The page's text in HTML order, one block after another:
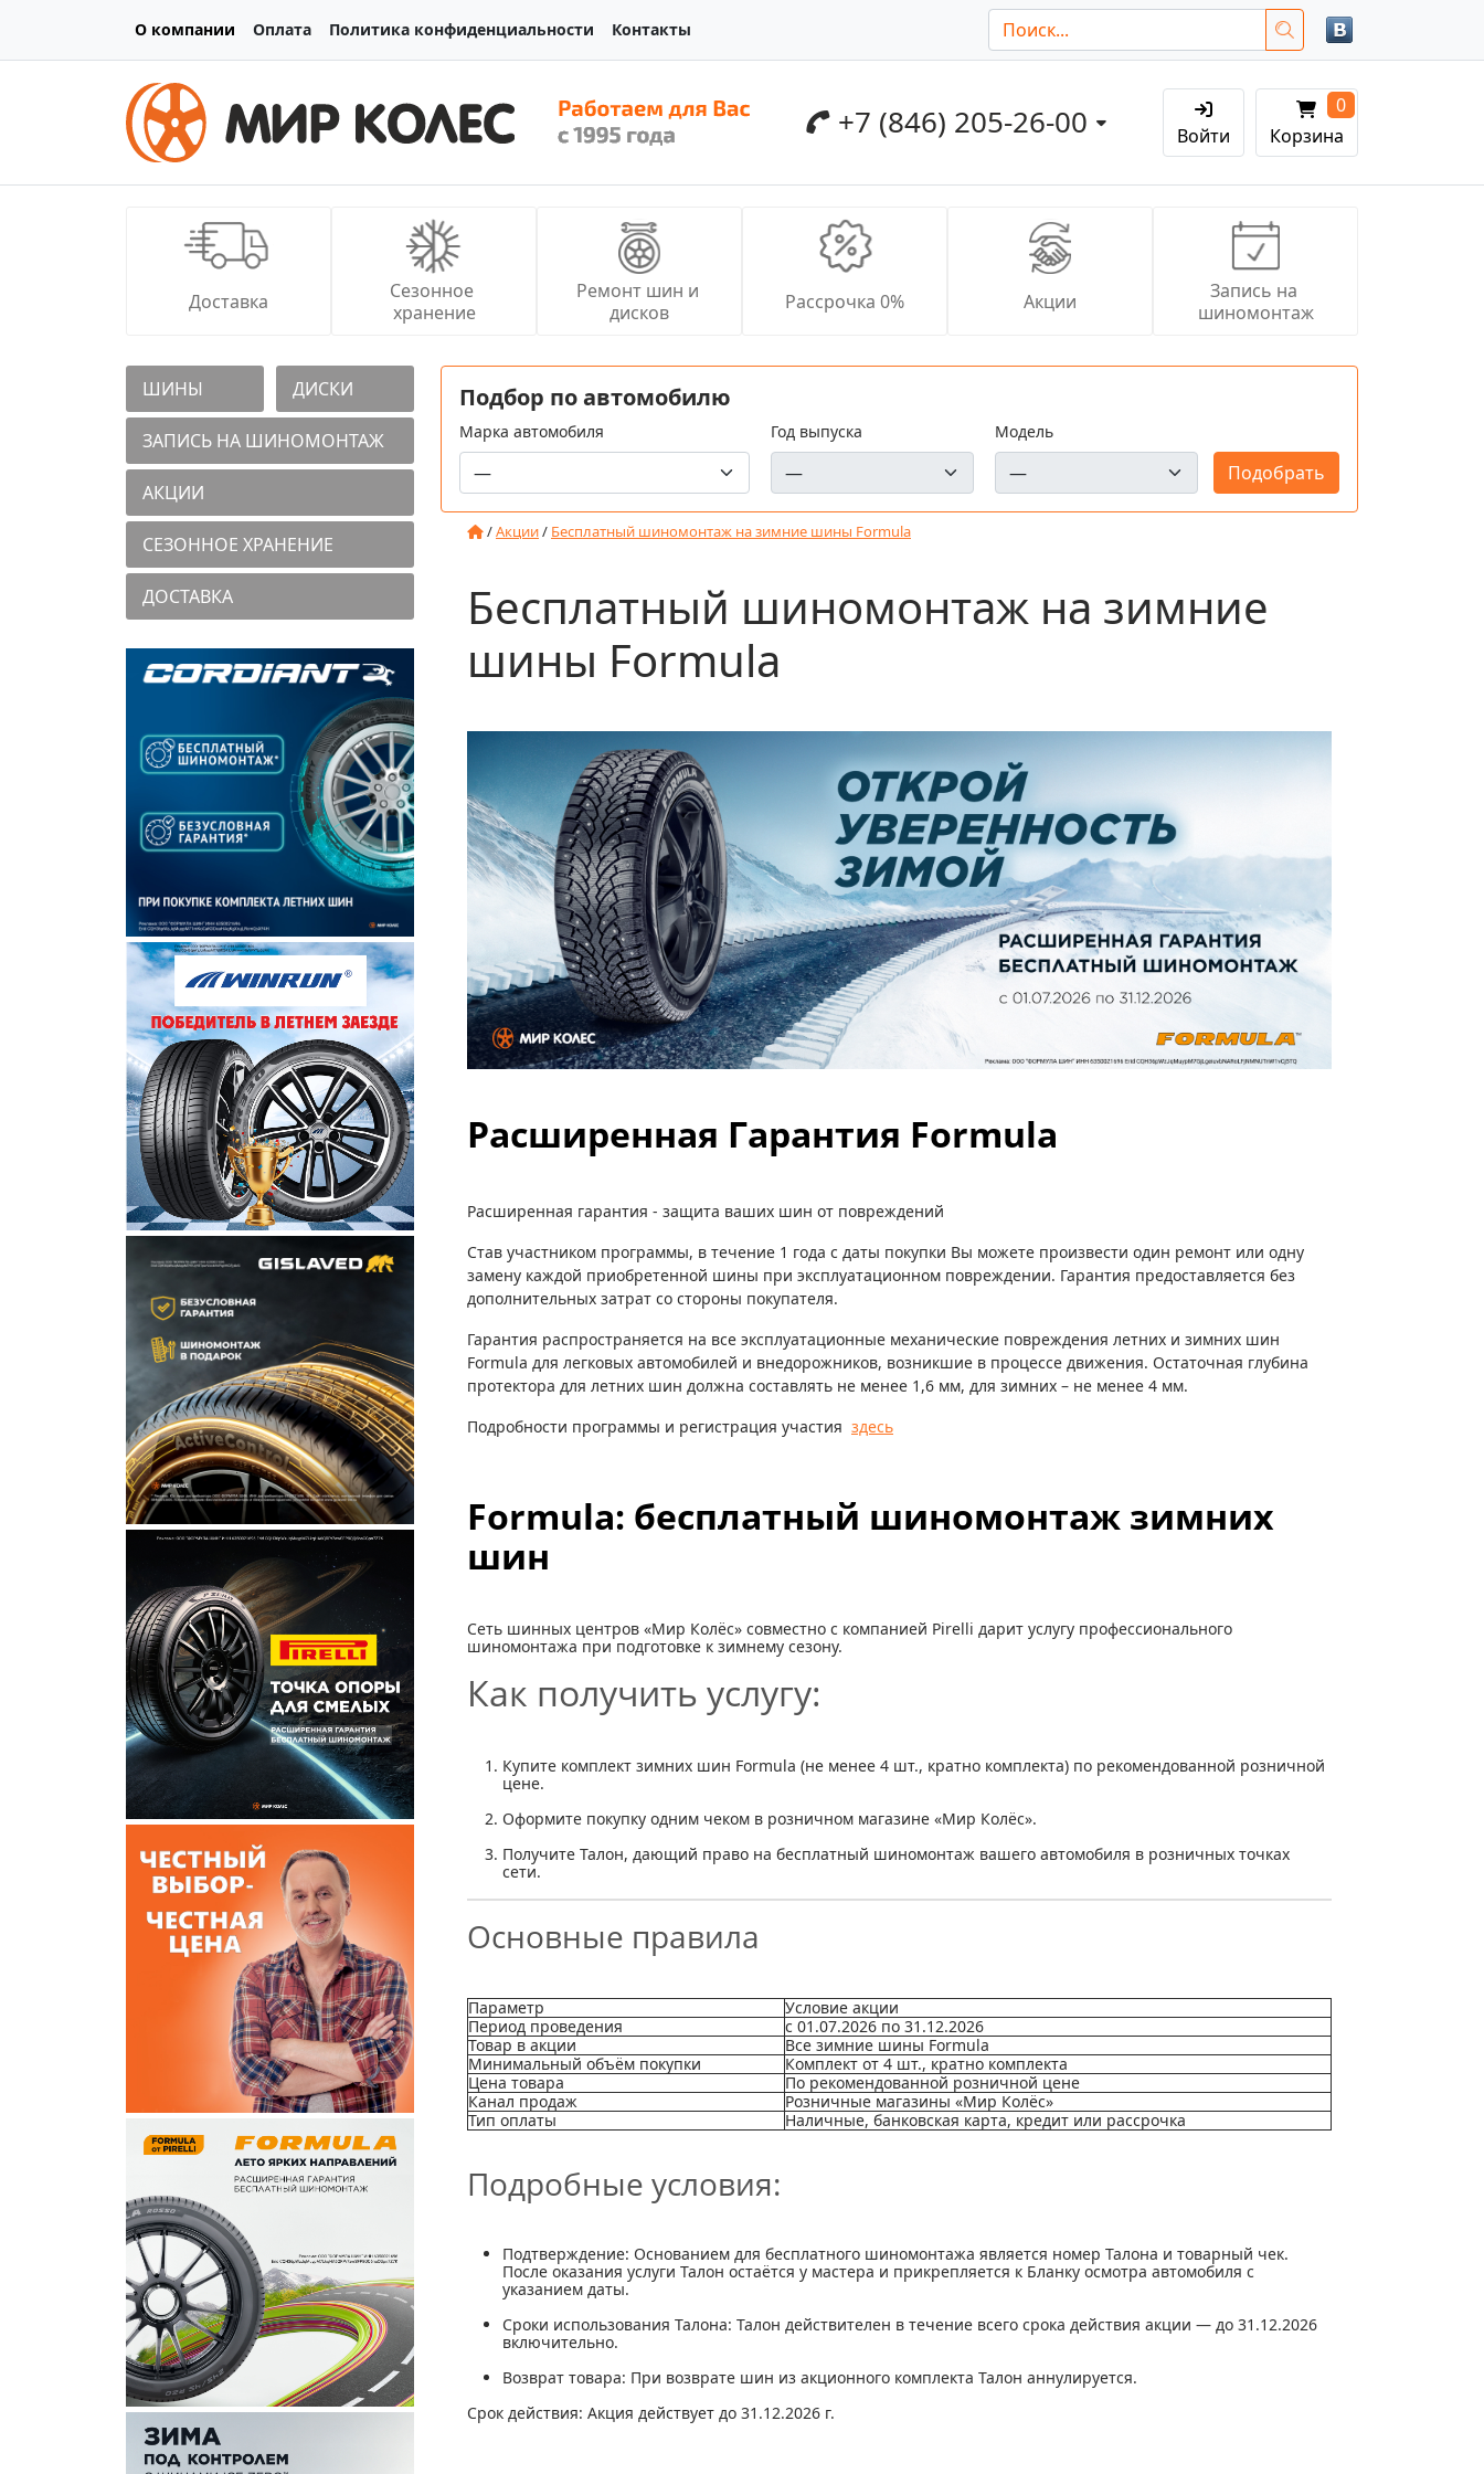
О компании Оплата Политика конфиденциальности Контакты
+7 (846) 205-26-00 Войти Корзина
0
Доставка
Сезонное
хранение
Ремонт шин и
дисков
Рассрочка 0% Акции
Запись на
шиномонтаж
ШИНЫ ДИСКИ
ЗАПИСЬ НА ШИНОМОНТАЖ
АКЦИИ
СЕЗОННОЕ ХРАНЕНИЕ
ДОСТАВКА
Подбор по автомобилю
Марка автомобиля Год выпуска Модель
/Акции/ Бесплатный шиномонтаж на зимние шины Formula
Бесплатный шиномонтаж на зимние
шины Formula
Расширенная Гарантия Formula
Расширенная гарантия - защита ваших шин от повреждений
Став участником программы, в течение 1 года с даты покупки Вы можете произвести один ремонт или одну
замену каждой приобретенной шины при эксплуатационном повреждении. Гарантия предоставляется без
дополнительных затрат со стороны покупателя.
Гарантия распространяется на все эксплуатационные механические повреждения летних и зимних шин
Formula для легковых автомобилей и внедорожников, возникшие в процессе движения. Остаточная глубина
протектора для летних шин должна составлять не менее 1,6 мм, для зимних – не менее 4 мм.
Подробности программы и регистрация участия здесь
Formula: бесплатный шиномонтаж зимних
шин
Сеть шинных центров «Мир Колёс» совместно с компанией Pirelli дарит услугу профессионального
шиномонтажа при подготовке к зимнему сезону.
Как получить услугу:
Купите комплект зимних шин Formula (не менее 4 шт., кратно комплекта) по рекомендованной розничной
цене.
Оформите покупку одним чеком в розничном магазине «Мир Колёс».
Получите Талон, дающий право на бесплатный шиномонтаж вашего автомобиля в розничных точках
сети.
Основные правила
Параметр
Условие акции
Период проведения
с 01.07.2026 по 31.12.2026
Товар в акции
Все зимние шины Formula
Минимальный объём покупки
Комплект от 4 шт., кратно комплекта
Цена товара
По рекомендованной розничной цене
Канал продаж
Розничные магазины «Мир Колёс»
Тип оплаты
Наличные, банковская карта, кредит или рассрочка
Подробные условия:
Подтверждение: Основанием для бесплатного шиномонтажа является номер Талона и товарный чек.
После оказания услуги Талон остаётся у мастера и прикрепляется к Бланку осмотра автомобиля с
указанием даты.
Сроки использования Талона: Талон действителен в течение всего срока действия акции — до 31.12.2026
включительно.
Возврат товара: При возврате шин из акционного комплекта Талон аннулируется.
Срок действия: Акция действует до 31.12.2026 г.